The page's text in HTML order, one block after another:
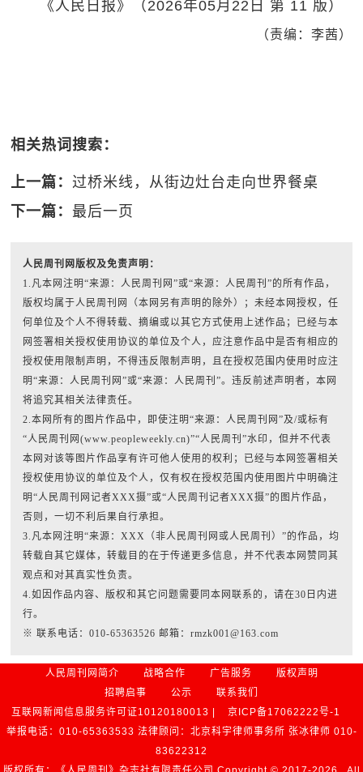
《人民日报》（2026年05月22日 第 11 版）
（责编：李茜）
相关热词搜索：
上一篇： 过桥米线，从街边灶台走向世界餐桌
下一篇：最后一页
人民周刊网版权及免责声明：
1.凡本网注明“来源：人民周刊网”或“来源：人民周刊”的所有作品，
版权均属于人民周刊网（本网另有声明的除外）；未经本网授权，任
何单位及个人不得转载、摘编或以其它方式使用上述作品；已经与本
网签署相关授权使用协议的单位及个人，应注意作品中是否有相应的
授权使用限制声明，不得违反限制声明，且在授权范围内使用时应注
明“来源：人民周刊网”或“来源：人民周刊”。违反前述声明者，本网
将追究其相关法律责任。
2.本网所有的图片作品中，即使注明“来源：人民周刊网”及/或标有
“人民周刊网(www.peopleweekly.cn)”“人民周刊”水印，但并不代表
本网对该等图片作品享有许可他人使用的权利；已经与本网签署相关
授权使用协议的单位及个人，仅有权在授权范围内使用图片中明确注
明“人民周刊网记者XXX摄”或“人民周刊记者XXX摄”的图片作品，
否则，一切不利后果自行承担。
3.凡本网注明“来源：XXX（非人民周刊网或人民周刊）”的作品，均
转载自其它媒体，转载目的在于传递更多信息，并不代表本网赞同其
观点和对其真实性负责。
4.如因作品内容、版权和其它问题需要同本网联系的，请在30日内进
行。
※ 联系电话：010-65363526 邮箱：rmzk001@163.com
人民周刊网简介 战略合作 广告服务
版权声明
招聘启事
公示
联系我们
互联网新闻信息服务许可证10120180013 |
京ICP备17062222号-1
举报电话：010-65363533 法律顾问：北京科宇律师事务所 张冰律师 010-
83622312